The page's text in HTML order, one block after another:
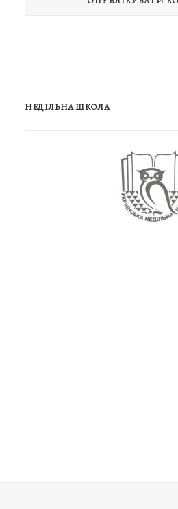
НЕДІЛЬНА ШКОЛА